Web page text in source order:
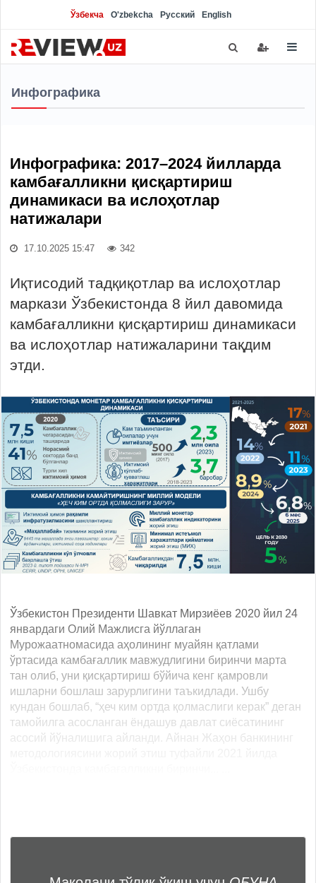
Ўзбекча O'zbekcha Русский English
Инфографика
Инфографика: 2017–2024 йилларда
камбағалликни қисқартириш
динамикаси ва ислоҳотлар
натижалари
17.10.2025 15:47 342
Иқтисодий тадқиқотлар ва ислоҳотлар
маркази Ўзбекистонда 8 йил давомида
камбағалликни қисқартириш динамикаси
ва ислоҳотлар натижаларини тақдим
этди.
Ўзбекистон Президенти Шавкат Мирзиёев 2020 йил 24
январдаги Олий Мажлисга йўллаган
Мурожаатномасида аҳолининг муайян қатлами
ўртасида камбағаллик мавжудлигини биринчи марта
тан олиб, уни қисқартириш бўйича кенг қамровли
ишларни бошлаш зарурлигини таъкидлади. Ушбу
кундан бошлаб, “ҳеч ким ортда қолмаслиги керак” деган
тамойилга асосланган ёндашув давлат сиёсатининг
асосий йўналишига айланди. Айнан Жаҳон банкининг